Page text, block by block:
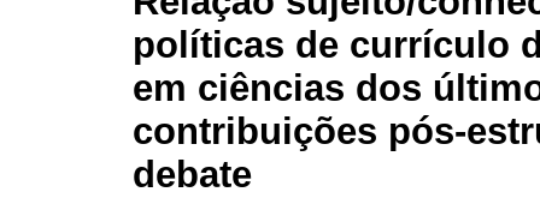
políticas de currículo
em ciências dos
contribuições pós-
debate